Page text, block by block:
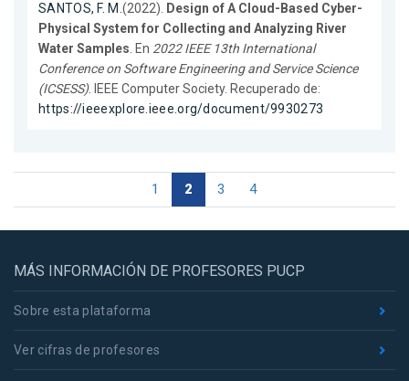
SANTOS, F. M.(2022). Design of A Cloud-Based Cyber-
Physical System for Collecting and Analyzing River
Water Samples. En 2022 IEEE 13th International
Conference on Software Engineering and Service Science
(ICSESS). IEEE Computer Society. Recuperado de:
https://ieeexplore.ieee.org/document/9930273
1 2 3 4
MÁS INFORMACIÓN DE PROFESORES PUCP
Sobre esta plataforma
Ver cifras de profesores